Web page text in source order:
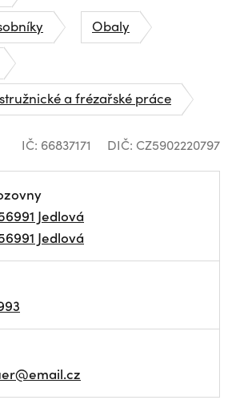
Obaly
a frézařské práce
IČ: 66837171 DIČ: CZ5902220797
Jedlová
Jedlová